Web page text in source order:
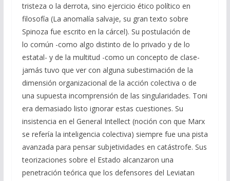
tristeza o la derrota, sino ejercicio ético político en
filosofía (La anomalía salvaje, su gran texto sobre
Spinoza fue escrito en la cárcel). Su postulación de
lo común -como algo distinto de lo privado y de lo
estatal- y de la multitud -como un concepto de clase-
jamás tuvo que ver con alguna subestimación de la
dimensión organizacional de la acción colectiva o de
una supuesta incomprensión de las singularidades. Toni
era demasiado listo ignorar estas cuestiones. Su
insistencia en el General Intellect (noción con que Marx
se refería la inteligencia colectiva) siempre fue una pista
avanzada para pensar subjetividades en catástrofe. Sus
teorizaciones sobre el Estado alcanzaron una
penetración teórica que los defensores del Leviatan